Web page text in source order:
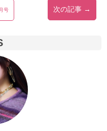
号 次の記事 →